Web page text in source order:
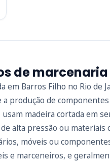
de marcenaria
em Barros Filho no Rio
produção de
madeira cortada em
alta pressão ou
móveis ou
e marceneiros, e